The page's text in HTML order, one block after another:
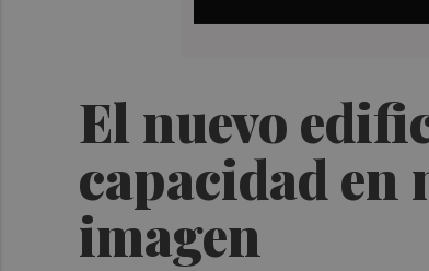
El nuevo
capacidad en
imagen